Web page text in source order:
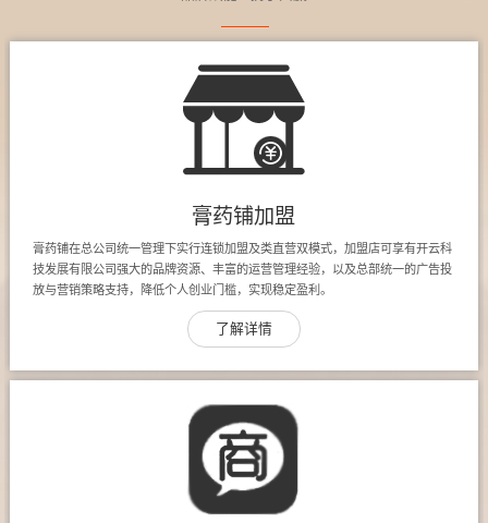
膏药铺加盟
膏药铺在总公司统一管理下实行连锁加盟及类直营双模式，加盟店可享有开云科
技发展有限公司强大的品牌资源、丰富的运营管理经验，以及总部统一的广告投
放与营销策略支持，降低个人创业门槛，实现稳定盈利。
了解详情